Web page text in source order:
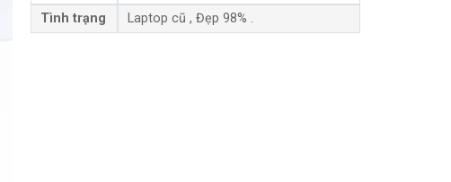
Tình trạng
Laptop cũ , Đẹp 98% .